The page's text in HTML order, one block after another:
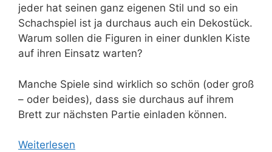
jeder hat seinen ganz eigenen Stil und so ein
Schachspiel ist ja durchaus auch ein Dekostück.
Warum sollen die Figuren in einer dunklen Kiste
auf ihren Einsatz warten?
Manche Spiele sind wirklich so schön (oder groß
– oder beides), dass sie durchaus auf ihrem
Brett zur nächsten Partie einladen können.
Weiterlesen